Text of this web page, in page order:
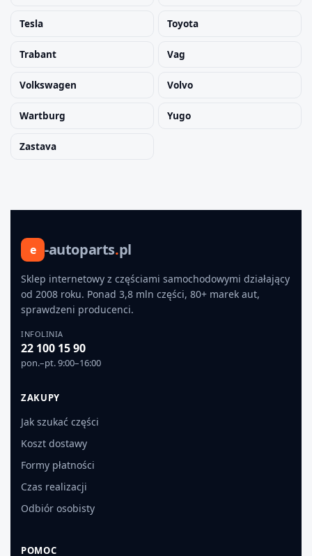
Tesla Toyota
Trabant Vag
Volkswagen Volvo
Wartburg Yugo
Zastava
e -autoparts.pl
Sklep internetowy z częściami samochodowymi działający
od 2008 roku. Ponad 3,8 mln części, 80+ marek aut,
sprawdzeni producenci.
INFOLINIA
22 100 15 90
pon.–pt. 9:00–16:00
ZAKUPY
Jak szukać części
Koszt dostawy
Formy płatności
Czas realizacji
Odbiór osobisty
POMOC